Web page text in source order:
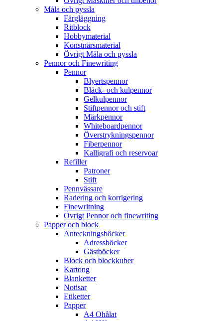
Måla och pyssla
Färgläggning
Ritblock
Hobbymaterial
Konstnärsmaterial
Övrigt Måla och pyssla
Pennor och Finewriting
Pennor
Blyertspennor
Bläck- och kulpennor
Gelkulpennor
Stiftpennor och stift
Märkpennor
Whiteboardpennor
Överstrykningspennor
Fiberpennor
Kalligrafi och reservoar
Refiller
Patroner
Stift
Pennvässare
Radering och korrigering
Finewritning
Övrigt Pennor och finewriting
Papper och block
Anteckningsböcker
Adressböcker
Gästböcker
Block och blockkuber
Kartong
Blanketter
Notisar
Etiketter
Papper
A4 Ohålat